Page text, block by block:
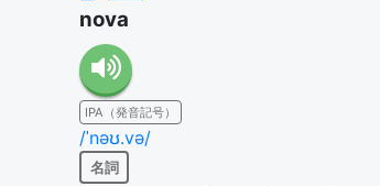
nova
IPA（発音記号）
/ˈnəʊ.və/
名詞